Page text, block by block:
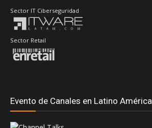
Sector IT Ciberseguridad
Sector Retail
Evento de Canales en Latino América